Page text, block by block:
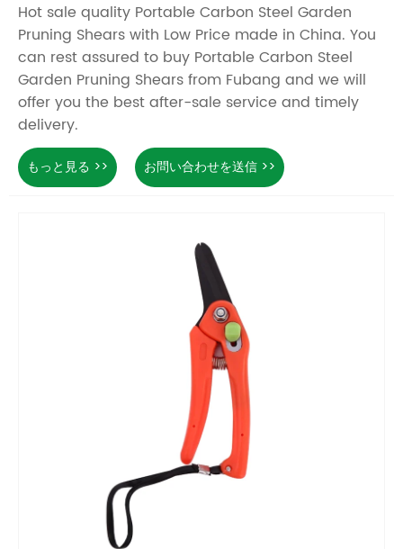
Hot sale quality Portable Carbon Steel Garden
Pruning Shears with Low Price made in China. You
can rest assured to buy Portable Carbon Steel
Garden Pruning Shears from Fubang and we will
offer you the best after-sale service and timely
delivery.
もっと見る >> お問い合わせを送信 >>